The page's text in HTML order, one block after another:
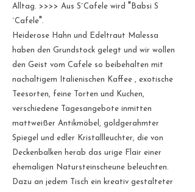
Alltag. >>>> Aus S´Cafele wird " Babsi S
´Cafele".
Heiderose Hahn und Edeltraut Malessa
haben den Grundstock gelegt und wir wollen
den Geist vom Cafele so beibehalten mit
nachaltigem
Italienischen Kaffee , exotische
Teesorten, feine Torten und Kuchen,
verschiedene Tagesangebote inmitten
mattweißer Antikmöbel, goldgerahmter
Spiegel und edler Kristallleuchter, die von
Deckenbalken herab das urige Flair einer
ehemaligen Natursteinscheune beleuchten.
Dazu an jedem Tisch ein kreativ gestalteter